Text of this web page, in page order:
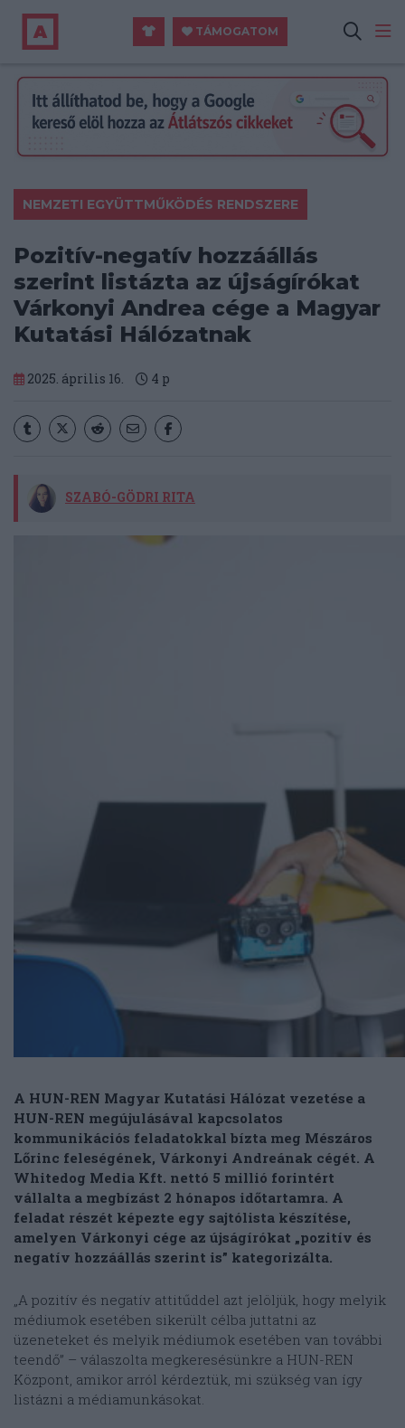
TÁMOGATOM
NEMZETI EGYÜTTMŰKÖDÉS RENDSZERE
Pozitív-negatív hozzáállás
szerint listázta az újságírókat
Várkonyi Andrea cége a Magyar
Kutatási Hálózatnak
2025. április 16. 4 p
SZABÓ-GÖDRI RITA
A HUN-REN Magyar Kutatási Hálózat vezetése a
HUN-REN megújulásával kapcsolatos
kommunikációs feladatokkal bízta meg Mészáros
Lőrinc feleségének, Várkonyi Andreának cégét. A
Whitedog Media Kft. nettó 5 millió forintért
vállalta a megbízást 2 hónapos időtartamra. A
feladat részét képezte egy sajtólista készítése,
amelyen Várkonyi cége az újságírókat „pozitív és
negatív hozzáállás szerint is” kategorizálta.
„A pozitív és negatív attitűddel azt jelöljük, hogy melyik
médiumok esetében sikerült célba juttatni az
üzeneteket és melyik médiumok esetében van további
teendő” – válaszolta megkeresésünkre a HUN-REN
Központ, amikor arról kérdeztük, mi szükség van így
listázni a médiamunkásokat.